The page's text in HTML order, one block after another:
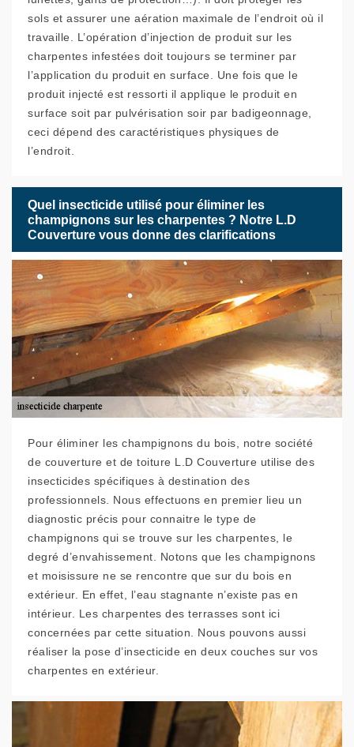
sols et assurer une aération maximale de l’endroit où il
travaille. L’opération d’injection de produit sur les
charpentes infestées doit toujours se terminer par
l’application du produit en surface. Une fois que le
produit injecté est ressorti il applique le produit en
surface soit par pulvérisation soir par badigeonnage,
ceci dépend des caractéristiques physiques de
l’endroit.
Quel insecticide utilisé pour éliminer les
champignons sur les charpentes ? Notre L.D
Couverture vous donne des clarifications
Pour éliminer les champignons du bois, notre société
de couverture et de toiture L.D Couverture utilise des
insecticides spécifiques à destination des
professionnels. Nous effectuons en premier lieu un
diagnostic précis pour connaitre le type de
champignons qui se trouve sur les charpentes, le
degré d’envahissement. Notons que les champignons
et moisissure ne se rencontre que sur du bois en
extérieur. En effet, l’eau stagnante n’existe pas en
intérieur. Les charpentes des terrasses sont ici
concernées par cette situation. Nous pouvons aussi
réaliser la pose d’insecticide en deux couches sur vos
charpentes en extérieur.